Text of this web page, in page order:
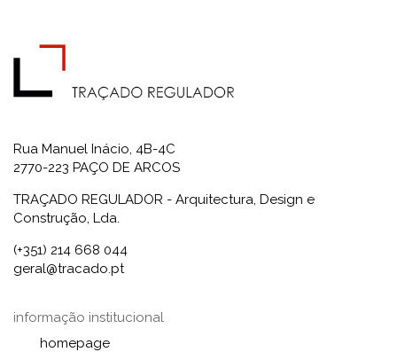
Rua Manuel Inácio, 4B-4C
2770-223 PAÇO DE ARCOS
TRAÇADO REGULADOR - Arquitectura, Design e
Construção, Lda.
(+351) 214 668 044
geral@tracado.pt
informação institucional
homepage